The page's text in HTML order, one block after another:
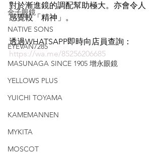
金子眼鏡
NATIVE SONS
EYEVAN7285
MASUNAGA SINCE 1905 增永眼鏡
YELLOWS PLUS
YUICHI TOYAMA
KAMEMANNEN
MYKITA
MOSCOT
對於漸進鏡的調配幫助極大。亦會令人
感覺較「精神」。
透過WHATSAPP即時向店員查詢：
https://wa.me/85256206685